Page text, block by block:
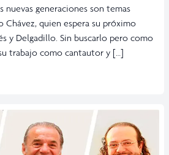
nuevas generaciones son temas
Chávez, quien espera su próximo
y Delgadillo. Sin buscarlo pero como
trabajo como cantautor y […]